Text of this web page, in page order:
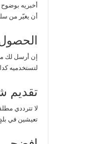
أخبريه
أن يغيّر من
إن أرسل لك
لتستخدميه
تقديم
لا تترددي
تعيشين في